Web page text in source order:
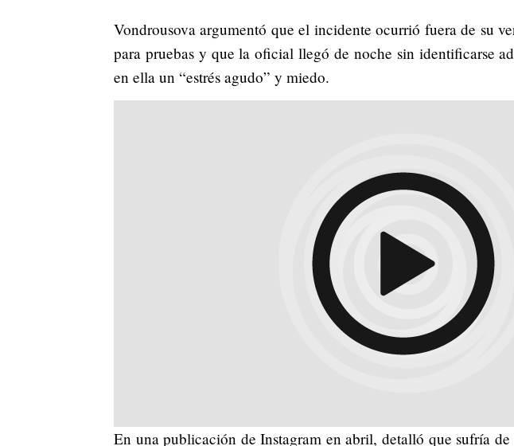
Vondrousova argumentó que el incidente ocurrió fuera de su
para pruebas y que la oficial llegó de noche sin identificarse
en ella un “estrés agudo” y miedo.
En una publicación de Instagram en abril, detalló que sufría